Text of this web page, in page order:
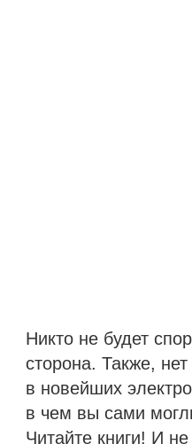
Никто не будет
сторона. Также,
в новейших
в чем вы сами
Читайте книги! И